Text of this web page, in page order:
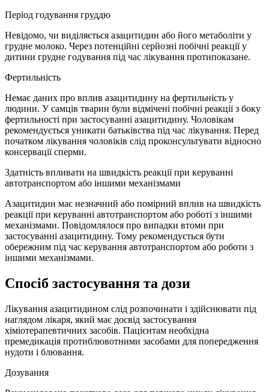
Період годування груддю
Невідомо, чи виділяється азацитидин або його метаболіти у
грудне молоко. Через потенційні серйозні побічні реакції у
дитини грудне годування під час лікування протипоказане.
Фертильність
Немає даних про вплив азацитидину на фертильність у
людини. У самців тварин були відмічені побічні реакції з боку
фертильності при застосуванні азацитидину. Чоловікам
рекомендується уникати батьківства під час лікування. Перед
початком лікування чоловіків слід проконсультувати відносно
консервації сперми.
Здатність впливати на швидкість реакції при керуванні
автотранспортом або іншими механізмами
Азацитидин має незначний або помірний вплив на швидкість
реакції при керуванні автотранспортом або роботі з іншими
механізмами. Повідомлялося про випадки втоми при
застосуванні азацитидину. Тому рекомендується бути
обережним під час керування автотранспортом або роботи з
іншими механізмами.
Спосіб застосування та дози
Лікування азацитидином слід розпочинати і здійснювати під
наглядом лікаря, який має досвід застосування
хіміотерапевтичних засобів. Пацієнтам необхідна
премедикація протиблювотними засобами для попередження
нудоти і блювання.
Дозування